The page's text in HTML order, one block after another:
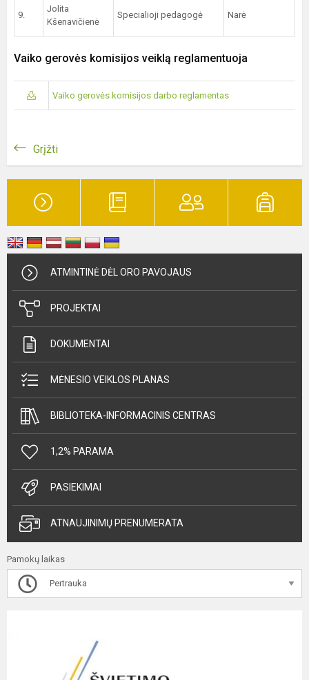
9.
Jolita
Kšenavičienė
Specialioji pedagogė Narė
Vaiko gerovės komisijos veiklą reglamentuoja
Vaiko gerovės komisijos darbo reglamentas
Grįžti
ATMINTINĖ DĖL ORO PAVOJAUS
PROJEKTAI
DOKUMENTAI
MĖNESIO VEIKLOS PLANAS
BIBLIOTEKA-INFORMACINIS CENTRAS
1,2% PARAMA
PASIEKIMAI
ATNAUJINIMŲ PRENUMERATA
Pamokų laikas
Pertrauka